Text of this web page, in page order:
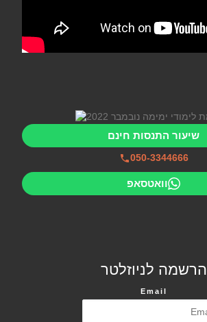
שיעור התנסות חינם
050-3344666
וואטסאפ
הרשמה לניוזלטר
Email